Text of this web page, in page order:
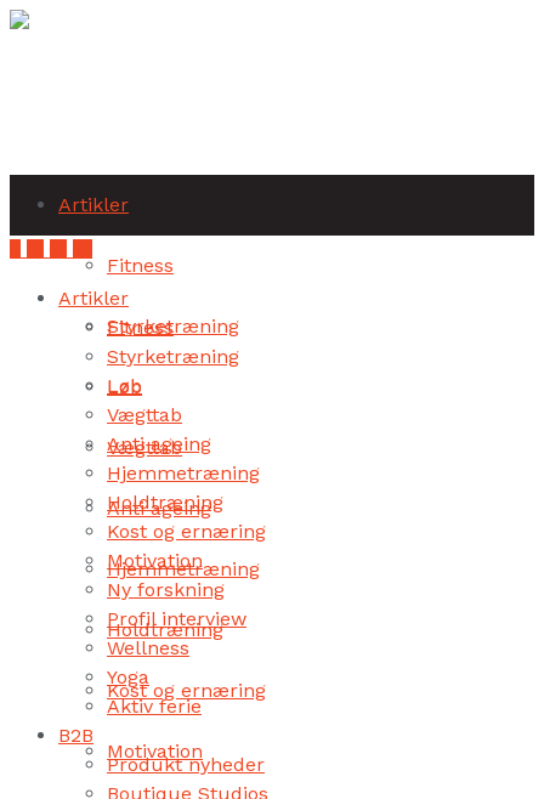
Artikler
Fitness
Styrketræning
Løb
Vægttab
Anti ageing
Hjemmetræning
Holdtræning
Kost og ernæring
Motivation
Artikler
Fitness
Styrketræning
Løb
Vægttab
Anti ageing
Hjemmetræning
Holdtræning
Kost og ernæring
Motivation
Ny forskning
Profil interview
Wellness
Yoga
Aktiv ferie
B2B
Produkt nyheder
Boutique Studios